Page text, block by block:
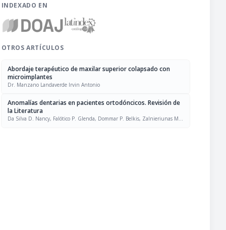
INDEXADO EN
OTROS ARTÍCULOS
Abordaje terapéutico de maxilar superior colapsado con
microimplantes
Dr. Manzano Landaverde Irvin Antonio
Anomalías dentarias en pacientes ortodóncicos. Revisión de
la Literatura
Da Silva D. Nancy, Falótico P. Glenda, Dommar P. Belkis, Zalnieriunas M.